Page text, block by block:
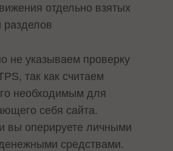
отдельно взятых
разделов
не указываем проверку
так как считаем
необходимым для
себя сайта.
вы оперируете личными
средствами.